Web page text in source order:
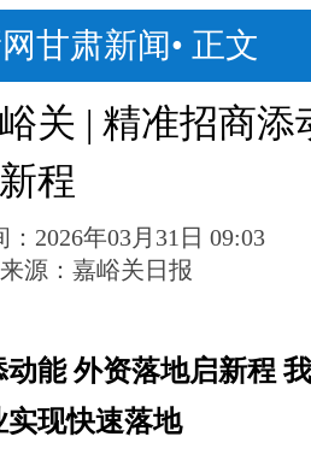
甘肃新闻• 正文
关 | 精准招商添
程
2026年03月31日 09:03
来源： 嘉峪关日报
能 外资落地启新程
现快速落地